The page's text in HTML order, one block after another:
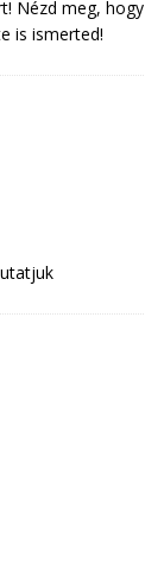
Nézd meg, hogy
is ismerted!